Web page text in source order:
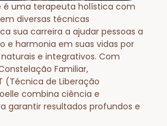
é uma terapeuta holística com
diversas técnicas
sua carreira a ajudar pessoas a
e harmonia em suas vidas por
e integrativos. Com
Familiar,
(Técnica de Liberação
combina ciência e
garantir resultados profundos e